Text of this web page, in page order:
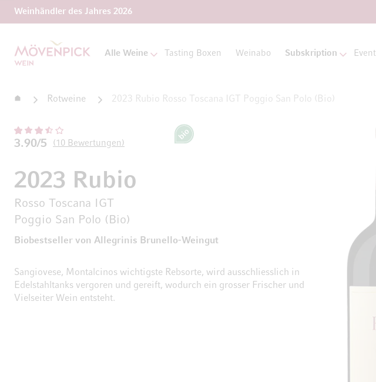
Weinhändler des Jahres 2026
Zur Startseite
Alle Weine Tasting Boxen Weinabo Subskription
StartseiteRotweine 2023 Rubio Rosso Toscana IGT Poggio San Polo (Bio)
3.90/5 10 Bewertungen
Bio
2023 Rubio
Rosso Toscana IGT
Poggio San Polo (Bio)
Biobestseller von Allegrinis Brunello-Weingut
Sangiovese, Montalcinos wichtigste Rebsorte, wird ausschliesslich in
Edelstahltanks vergoren und gereift, wodurch ein grosser Frischer und
Vielseiter Wein entsteht.